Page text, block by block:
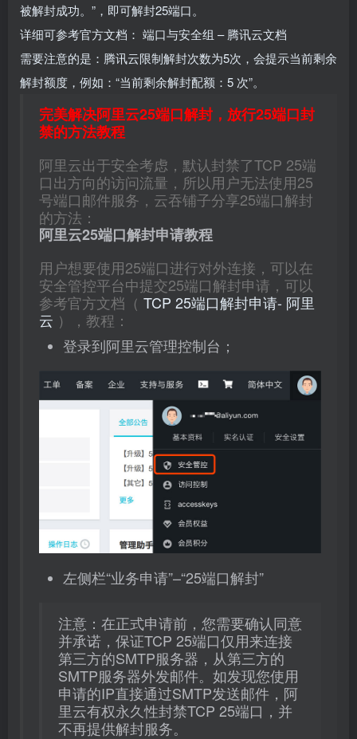
被解封成功。”，即可解封25端口。
详细可参考官方文档： 端口与安全组 – 腾讯云文档
需要注意的是：腾讯云限制解封次数为5次，会提示当前剩余
解封额度，例如：“当前剩余解封配额：5 次”。
完美解决阿里云25端口解封，放行25端口封
禁的方法教程
阿里云出于安全考虑，默认封禁了TCP 25端
口出方向的访问流量，所以用户无法使用25
号端口邮件服务，云吞铺子分享25端口解封
的方法：
阿里云25端口解封申请教程
用户想要使用25端口进行对外连接，可以在
安全管控平台中提交25端口解封申请，可以
参考官方文档（ TCP 25端口解封申请- 阿里
云 ），教程：
登录到阿里云管理控制台；
左侧栏“业务申请”–“25端口解封”
注意：在正式申请前，您需要确认同意
并承诺，保证TCP 25端口仅用来连接
第三方的SMTP服务器，从第三方的
SMTP服务器外发邮件。如发现您使用
申请的IP直接通过SMTP发送邮件，阿
里云有权永久性封禁TCP 25端口，并
不再提供解封服务。